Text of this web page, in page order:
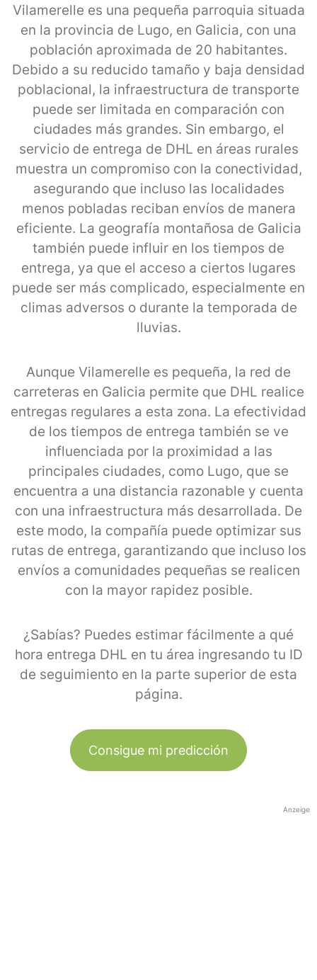
Vilamerelle es una pequeña parroquia situada
en la provincia de Lugo, en Galicia, con una
población aproximada de 20 habitantes.
Debido a su reducido tamaño y baja densidad
poblacional, la infraestructura de transporte
puede ser limitada en comparación con
ciudades más grandes. Sin embargo, el
servicio de entrega de DHL en áreas rurales
muestra un compromiso con la conectividad,
asegurando que incluso las localidades
menos pobladas reciban envíos de manera
eficiente. La geografía montañosa de Galicia
también puede influir en los tiempos de
entrega, ya que el acceso a ciertos lugares
puede ser más complicado, especialmente en
climas adversos o durante la temporada de
lluvias.
Aunque Vilamerelle es pequeña, la red de
carreteras en Galicia permite que DHL realice
entregas regulares a esta zona. La efectividad
de los tiempos de entrega también se ve
influenciada por la proximidad a las
principales ciudades, como Lugo, que se
encuentra a una distancia razonable y cuenta
con una infraestructura más desarrollada. De
este modo, la compañía puede optimizar sus
rutas de entrega, garantizando que incluso los
envíos a comunidades pequeñas se realicen
con la mayor rapidez posible.
¿Sabías? Puedes estimar fácilmente a qué
hora entrega DHL en tu área ingresando tu ID
de seguimiento en la parte superior de esta
página.
Consigue mi predicción
Anzeige